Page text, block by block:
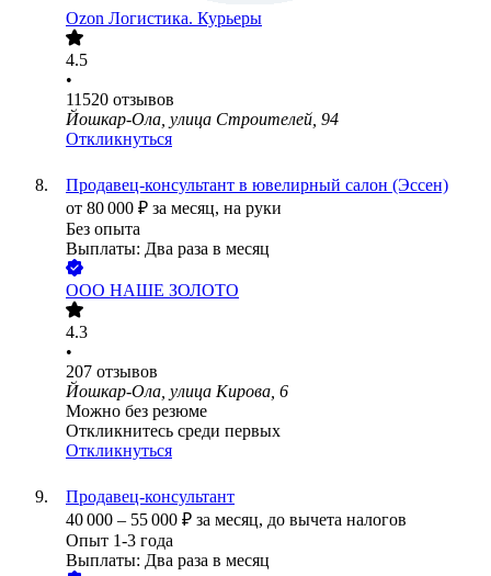
Ozon Логистика. Курьеры
4.5
•
11520 отзывов
Йошкар-Ола, улица Строителей, 94
Откликнуться
Продавец-консультант в ювелирный салон (Эссен)
от 80 000 ₽ за месяц, на руки
Без опыта
Выплаты: Два раза в месяц
ООО НАШЕ ЗОЛОТО
4.3
•
207 отзывов
Йошкар-Ола, улица Кирова, 6
Можно без резюме
Откликнитесь среди первых
Откликнуться
Продавец-консультант
40 000 – 55 000 ₽ за месяц, до вычета налогов
Опыт 1-3 года
Выплаты: Два раза в месяц